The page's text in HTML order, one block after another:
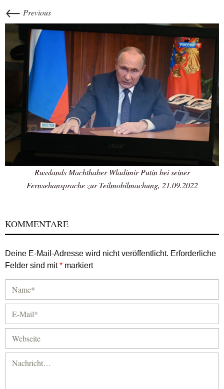
← Previous
Russlands Machthaber Wladimir Putin bei seiner
Fernsehansprache zur Teilmobilmachung, 21.09.2022
KOMMENTARE
Deine E-Mail-Adresse wird nicht veröffentlicht. Erforderliche
Felder sind mit* markiert